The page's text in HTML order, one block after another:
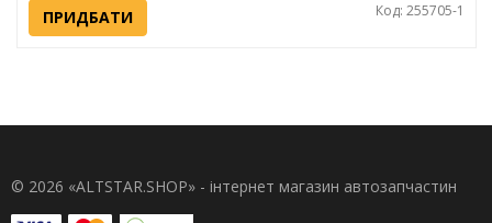
ПРИДБАТИ Код: 255705-1
© 2026 «ALTSTAR.SHOP» - інтернет магазин автозапчастин